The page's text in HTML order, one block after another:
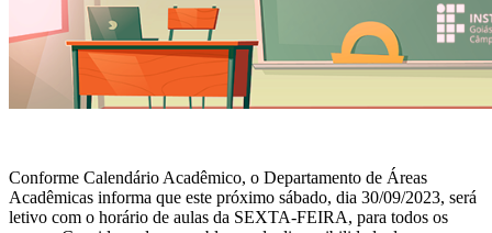
Conforme Calendário Acadêmico, o Departamento de Áreas
Acadêmicas informa que este próximo sábado, dia 30/09/2023, será
letivo com o horário de aulas da SEXTA-FEIRA, para todos os